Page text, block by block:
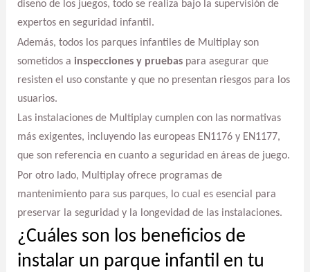
diseño de los juegos, todo se realiza bajo la supervisión de
expertos en seguridad infantil.
Además, todos los parques infantiles de Multiplay son
sometidos a inspecciones y pruebaspara asegurar que
resisten el uso constante y que no presentan riesgos para los
usuarios.
Las instalaciones de Multiplay cumplen con las normativas
más exigentes, incluyendo las europeas EN1176 y EN1177,
que son referencia en cuanto a seguridad en áreas de juego.
Por otro lado, Multiplay ofrece programas de
mantenimiento para sus parques, lo cual es esencial para
preservar la seguridad y la longevidad de las instalaciones.
¿Cuáles son los beneficios de
instalar un parque infantil en tu